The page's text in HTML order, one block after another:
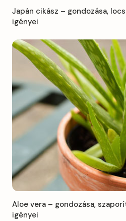
Japán cikász – gondozása,
igényei
Aloe vera – gondozása,
igényei